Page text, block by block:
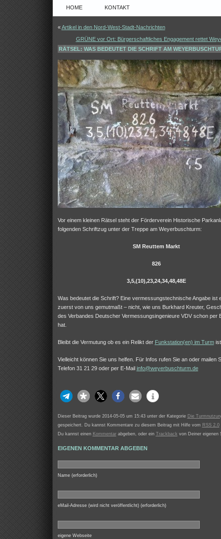
HOME KONTAKT
«Artikel in den Nord-West-Stadt-Nachrichten
GRÜNE vor Ort: Bürgerschaftliches Engagement rettet
RÄTSEL: WAS BEDEUTET DIE SCHRIFT AM
Vor einem kleinen Rätsel steht der Förderverein Historische
folgenden Schriftzug unter der Treppe am Weyerbuschturm:
SM Reuttem Markt
826
3,5,(10),23,24,34,48,48E
Was bedeutet die Schrift? Eine vermessungstechnische Angabe ist
zuerst von uns gemutmaßt – nicht, wie uns Burkhard Kreuter,
des Verbandes Deutscher Vermessungsingenieure VDV schon per
hat.
Bleibt die Vermutung ob es ein Relikt der Funkstation(en) im Turm
Vielleicht können Sie uns helfen. Für Infos rufen Sie an oder mailen
Telefon 31 21 29 oder per E-Mail info@weyerbuschturm.de
Dieser Beitrag wurde 2014-05-05 um 15:43 unter der Kategorie Die
gespeichert. Du kannst Kommentare zu diesem Beitrag mit Hilfe vom RSS 2.0
Du kannst einen Kommentarabgeben, oder ein Trackback von Deiner eigenen
EIGENEN KOMMENTAR ABGEBEN
Name (erforderlich)
eMail-Adresse (wird nicht veröffentlicht) (erforderlich)
eigene Webseite